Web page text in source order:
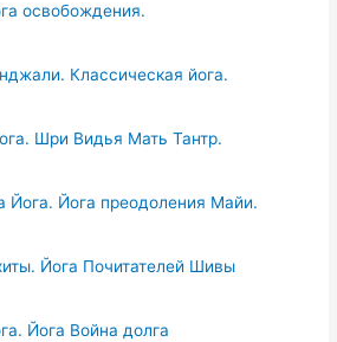
освобождения.
Классическая йога.
Шри Видья Мать Тантр.
Йога. Йога преодоления Майи.
Йога Почитателей Шивы
Йога Война долга